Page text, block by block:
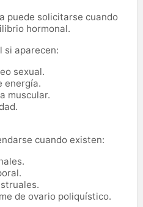
puede solicitarse cuando
hormonal.
si aparecen:
sexual.
energía.
muscular.
cuando existen:
de ovario poliquístico.